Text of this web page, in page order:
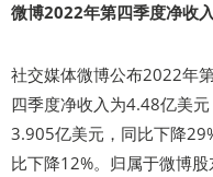
微博2022年第四季度净收
社交媒体微博公布2022年
四季度净收入为4.48亿美
3.905亿美元，同比下降
比下降12%。归属于微博